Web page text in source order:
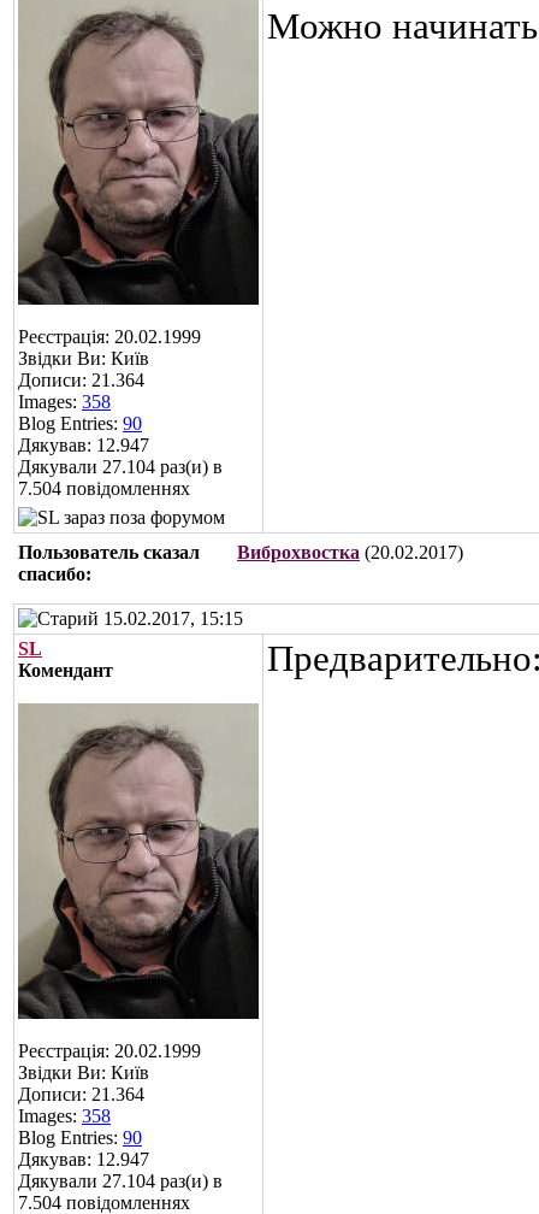
Реєстрація: 20.02.1999
Звідки Ви: Київ
Дописи: 21.364
Images: 358
Blog Entries: 90
Дякував: 12.947
Дякували 27.104 раз(и) в
7.504 повідомленнях
Можно
Пользователь сказал
cпасибо:
Виброхвостка (20.02.2017)
15.02.2017, 15:15
SL
Комендант
Реєстрація: 20.02.1999
Звідки Ви: Київ
Дописи: 21.364
Images: 358
Blog Entries: 90
Дякував: 12.947
Дякували 27.104 раз(и) в
7.504 повідомленнях